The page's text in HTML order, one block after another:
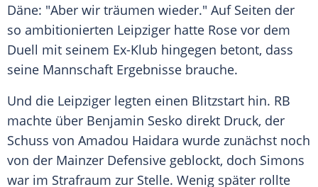
Däne: "Aber wir träumen wieder." Auf Seiten der
so ambitionierten Leipziger hatte Rose vor dem
Duell mit seinem Ex-Klub hingegen betont, dass
seine Mannschaft Ergebnisse brauche.
Und die Leipziger legten einen Blitzstart hin. RB
machte über Benjamin Sesko direkt Druck, der
Schuss von Amadou Haidara wurde zunächst noch
von der Mainzer Defensive geblockt, doch Simons
war im Strafraum zur Stelle. Wenig später rollte